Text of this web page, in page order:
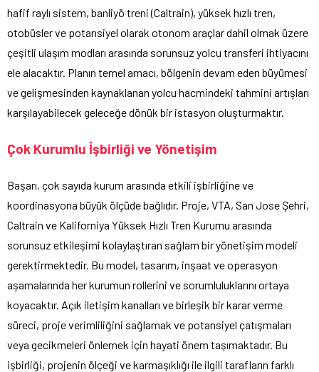
hafif raylı sistem, banliyö treni (Caltrain), yüksek hızlı tren,
otobüsler ve potansiyel olarak otonom araçlar dahil olmak üzere
çeşitli ulaşım modları arasında sorunsuz yolcu transferi ihtiyacını
ele alacaktır. Planın temel amacı, bölgenin devam eden büyümesi
ve gelişmesinden kaynaklanan yolcu hacmindeki tahmini artışları
karşılayabilecek geleceğe dönük bir istasyon oluşturmaktır.
Çok Kurumlu İşbirliği ve Yönetişim
Başarı, çok sayıda kurum arasında etkili işbirliğine ve
koordinasyona büyük ölçüde bağlıdır. Proje, VTA, San Jose Şehri,
Caltrain ve Kaliforniya Yüksek Hızlı Tren Kurumu arasında
sorunsuz etkileşimi kolaylaştıran sağlam bir yönetişim modeli
gerektirmektedir. Bu model, tasarım, inşaat ve operasyon
aşamalarında her kurumun rollerini ve sorumluluklarını ortaya
koyacaktır. Açık iletişim kanalları ve birleşik bir karar verme
süreci, proje verimliliğini sağlamak ve potansiyel çatışmaları
veya gecikmeleri önlemek için hayati önem taşımaktadır. Bu
işbirliği, projenin ölçeği ve karmaşıklığı ile ilgili tarafların farklı